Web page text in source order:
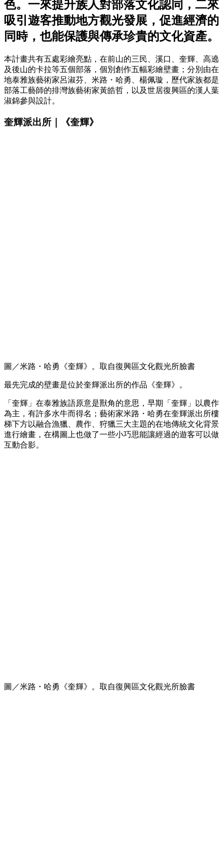
色。一來提升族人對部落文化認同，二來
吸引遊客推動地方觀光發展，促進經濟的
同時，也能保護與傳承珍貴的文化資產。
本計畫共有五處彩繪亮點，在前山的三民、溪口、奎輝、高遶
及後山的卡拉等五個部落，個別創作五幅彩繪壁畫；分別由在
地泰雅族藝術家呂淑芬、米路・哈勇、楊佩璇，歷代家族都是
部落工藝師的排灣族藝術家黃皓哲，以及世居復興區的漢人葉
淑錦參與設計。
奎輝派出所｜《奎輝》
圖／米路・哈勇《奎輝》。取自復興區文化觀光所臉書
最先完成的壁畫是位於奎輝派出所的作品《奎輝》。
「奎輝」在泰雅族語原意是獸角的意思，早期「奎輝」以農作
為主，有許多水牛而得名；藝術家米路・哈勇在奎輝派出所樓
梯下方以融合漁獵、農作、狩獵三大主題的在地傳統文化背景
進行繪畫，在構圖上也做了一些小巧思能讓經過的遊客可以做
互動合影。
圖／米路・哈勇《奎輝》。取自復興區文化觀光所臉書